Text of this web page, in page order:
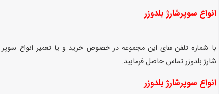
انواع سوپرشارژ بلدوزر
با شماره تلفن های این مجموعه در خصوص خرید و یا تعمیر انواع سوپر
شارژ بلدوزر تماس حاصل فرمایید.
انواع سوپرشارژ بلدوزر